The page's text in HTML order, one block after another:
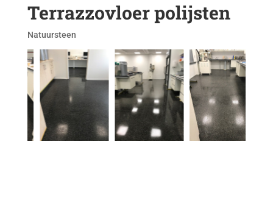
Terrazzovloer polijsten
Natuursteen